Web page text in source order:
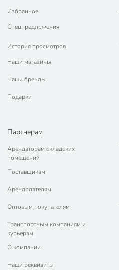
Избранное
Спецпредложения
История просмотров
Наши магазины
Наши бренды
Подарки
Партнерам
Арендаторам складских
помещений
Поставщикам
Арендодателям
Оптовым покупателям
Транспортным компаниям и
курьерам
О компании
Наши реквизиты